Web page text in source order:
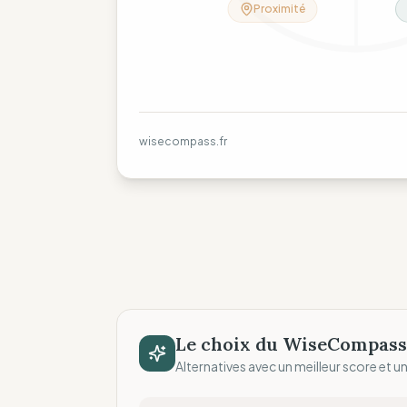
Proximité
wisecompass.fr
Le choix du WiseCompass
Alternatives avec un meilleur score et